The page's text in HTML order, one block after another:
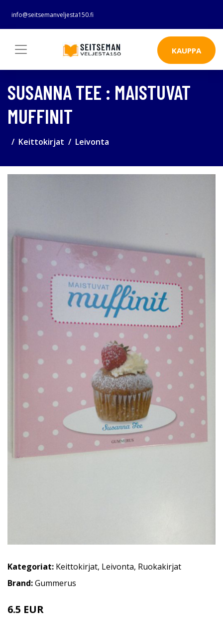
info@seitsemanveljesta150.fi
KAUPPA
SUSANNA TEE : MAISTUVAT
MUFFINIT
Keittokirjat Leivonta
Kategoriat: Keittokirjat, Leivonta, Ruokakirjat
Brand:Gummerus
6.5 EUR